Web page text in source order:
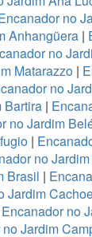
no
Anhangüera |
no
Matarazzo |
no
Bartira|
no Jardim
|
no
Brasil |
Jardim
Encanador no
Jardim